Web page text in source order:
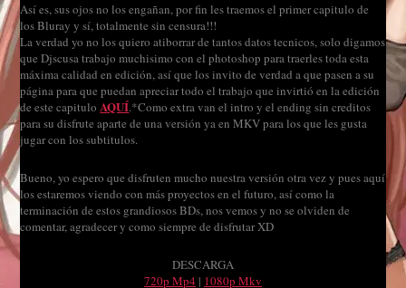
Así es, sus ojos no los engañan, por fin les traemos el primer capitulo de
los Bluray y sí, totalmente sin censura!!!
La verdad yo no los quiero atiborrar de tantos datos tecnicos, solo digamos
que Djscusa trabajo muchisimo con el photoshop para traerles toda esta
máxima calidad en edición, así que los invito de verdad a que pasen a su
página para que puedan apreciar todo el trabajo que invirtió en la edición
de este capituloAQUÍ.*Como extra van el intro y el ending sin creditos
para su disfrute aparte de una versión ya en MKV para los que les gusta
jugar con los subtitulos.
Bueno, yo espero que disfruten mucho nuestra versión otra vez y pues aquí
los estaremos viendo con más proyectos en el futuro, así como la
terminación de estos grandiosos BDs, nos vemos y no se olviden de
comentar, agradecer y como siempre de disfrutar XD
DESCARGA
720p Mp4 | 1080p Mkv